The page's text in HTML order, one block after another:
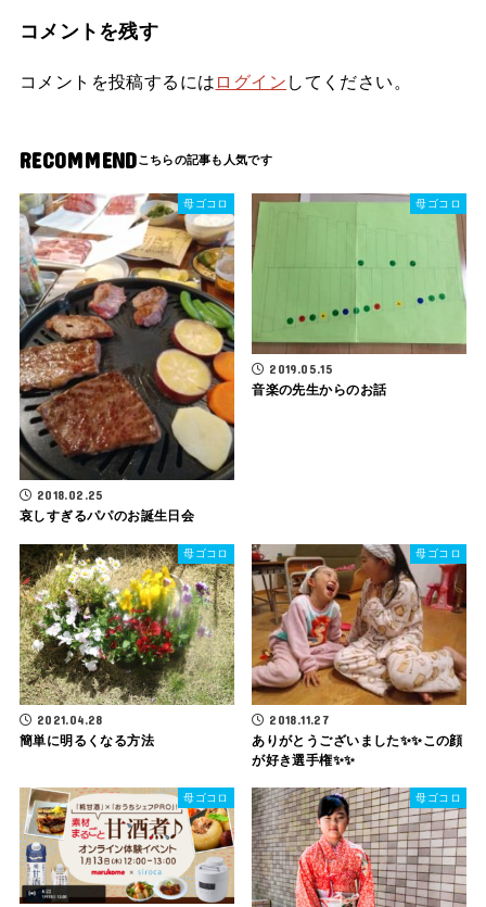
コメントを残す
コメントを投稿するには ログイン してください。
RECOMMEND
母ゴコロ
2018.02.25
哀しすぎるパパのお誕生日会
母ゴコロ
2019.05.15
音楽の先生からのお話
母ゴコロ
2021.04.28
簡単に明るくなる方法
母ゴコロ
2018.11.27
ありがとうございました✨✨この顔
が好き選手権✨✨
母ゴコロ 母ゴコロ